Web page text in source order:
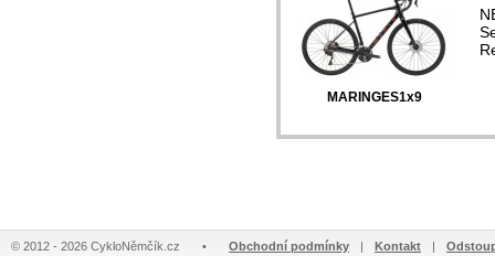
MARINGES1x9
© 2012 - 2026 CykloNěmčík.cz • Obchodní podmínky | Kontakt |